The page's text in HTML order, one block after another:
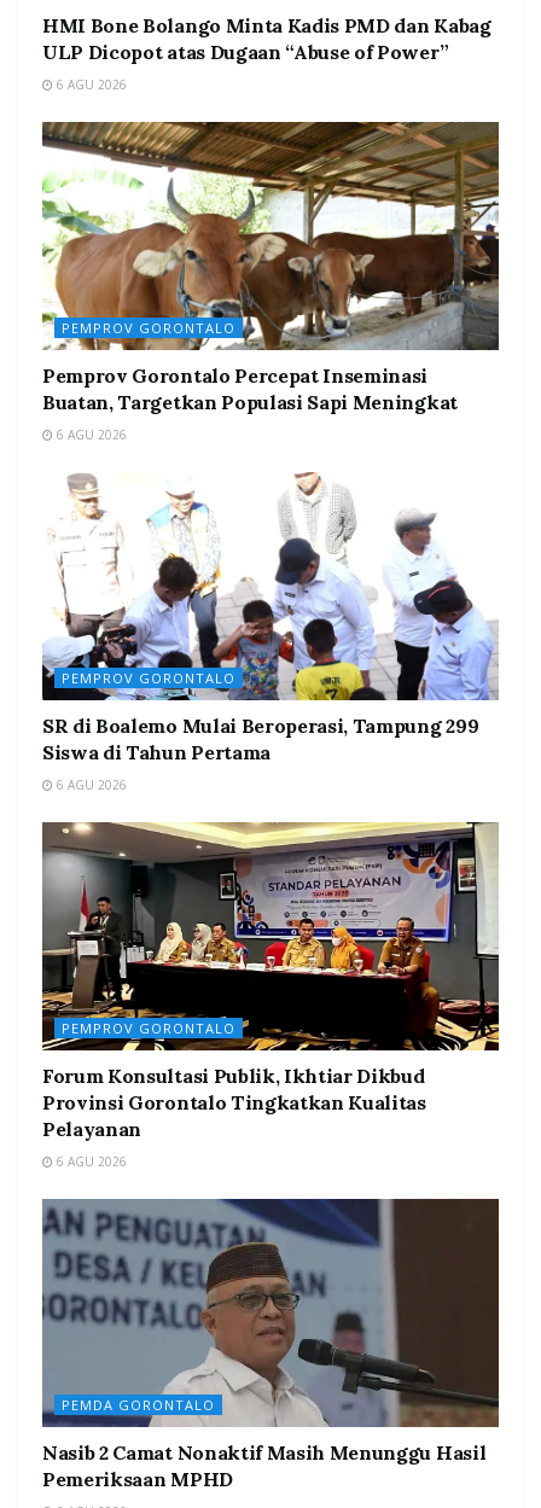
HMI Bone Bolango Minta Kadis PMD dan Kabag
ULP Dicopot atas Dugaan “Abuse of Power”
6 AGU 2026
PEMPROV GORONTALO
Pemprov Gorontalo Percepat Inseminasi
Buatan, Targetkan Populasi Sapi Meningkat
6 AGU 2026
PEMPROV GORONTALO
SR di Boalemo Mulai Beroperasi, Tampung 299
Siswa di Tahun Pertama
6 AGU 2026
PEMPROV GORONTALO
Forum Konsultasi Publik, Ikhtiar Dikbud
Provinsi Gorontalo Tingkatkan Kualitas
Pelayanan
6 AGU 2026
PEMDA GORONTALO
Nasib 2 Camat Nonaktif Masih Menunggu Hasil
Pemeriksaan MPHD